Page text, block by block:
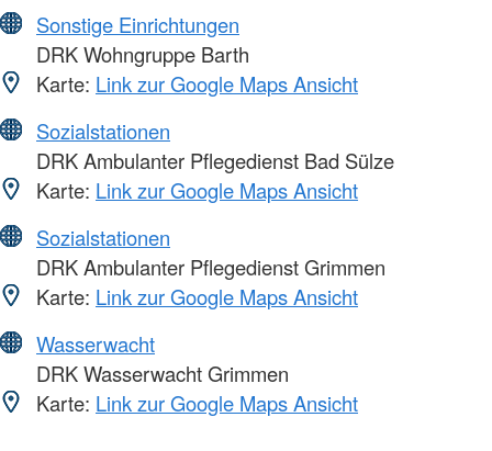
Sonstige Einrichtungen
DRK Wohngruppe Barth
Karte: Link zur Google Maps Ansicht
Sozialstationen
DRK Ambulanter Pflegedienst Bad Sülze
Karte: Link zur Google Maps Ansicht
Sozialstationen
DRK Ambulanter Pflegedienst Grimmen
Karte: Link zur Google Maps Ansicht
Wasserwacht
DRK Wasserwacht Grimmen
Karte: Link zur Google Maps Ansicht